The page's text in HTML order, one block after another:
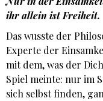
ihr allein ist Freiheit.
Das wusste der
Experte der
mit dem, was der
Spiel meinte: nur im
sich selbst finden,